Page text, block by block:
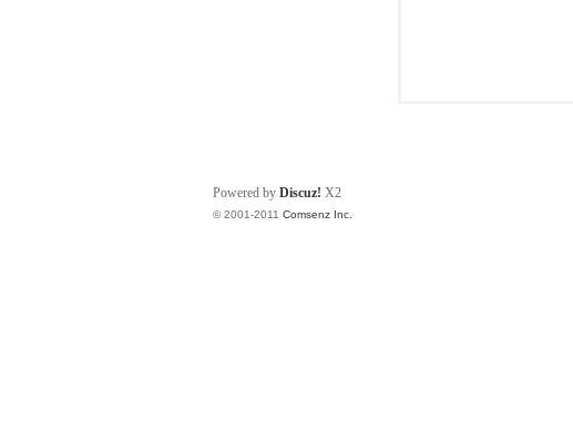
Powered by Discuz! X2
© 2001-2011 Comsenz Inc.